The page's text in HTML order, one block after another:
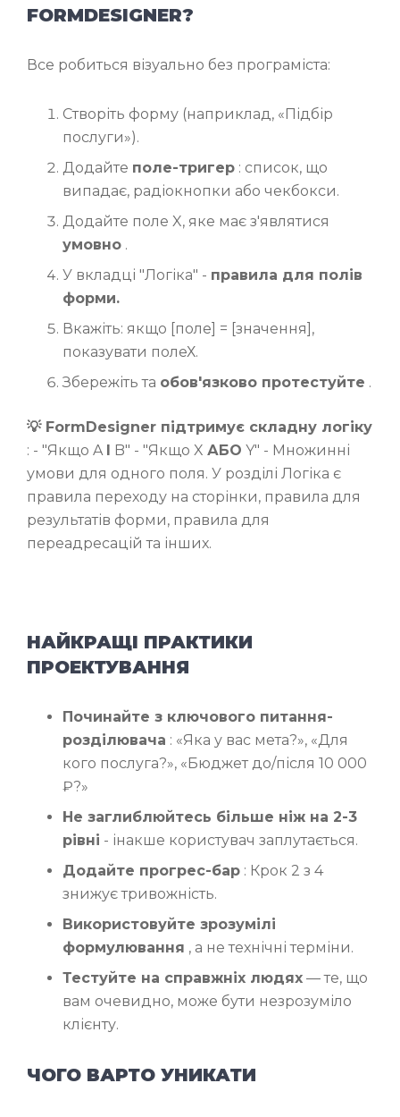
FORMDESIGNER?
Все робиться візуально без програміста:
Створіть форму (наприклад, «Підбір
послуги»).
Додайте поле-тригер : список, що
випадає, радіокнопки або чекбокси.
Додайте поле X, яке має з'являтися
умовно .
У вкладці "Логіка" - правила для полів
форми.
Вкажіть: якщо [поле] = [значення],
показувати полеХ.
Збережіть та обов'язково протестуйте .
💡 FormDesigner підтримує складну логіку
: - "Якщо A І B" - "Якщо X АБО Y" - Множинні
умови для одного поля. У розділі Логіка є
правила переходу на сторінки, правила для
результатів форми, правила для
переадресацій та інших.
НАЙКРАЩІ ПРАКТИКИ
ПРОЕКТУВАННЯ
Починайте з ключового питання-
розділювача : «Яка у вас мета?», «Для
кого послуга?», «Бюджет до/після 10 000
₽?»
Не заглиблюйтесь більше ніж на 2-3
рівні - інакше користувач заплутається.
Додайте прогрес-бар : Крок 2 з 4
знижує тривожність.
Використовуйте зрозумілі
формулювання , а не технічні терміни.
Тестуйте на справжніх людях — те, що
вам очевидно, може бути незрозуміло
клієнту.
ЧОГО ВАРТО УНИКАТИ